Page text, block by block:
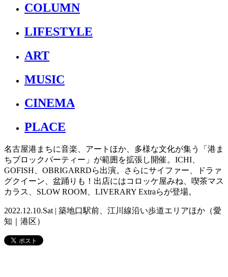
COLUMN
LIFESTYLE
ART
MUSIC
CINEMA
PLACE
名古屋港まちに音楽、アートほか、多様な文化が集う「港ま
ちブロックパーティー」が範囲を拡張し開催。ICHI、
GOFISH、OBRIGARRDら出演。さらにサイファー、ドラァ
グクイーン、盆踊りも！出店にはコロッケ屋みね、喫茶マス
カラス、SLOW ROOM、LIVERARY Extraらが登場。
2022.12.10.Sat | 築地口駅前、江川線沿い歩道エリアほか（愛
知｜港区）